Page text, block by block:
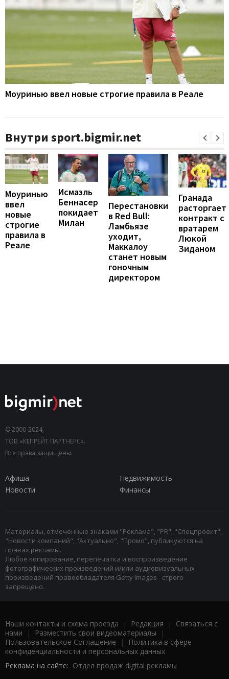
Моуринью ввел новые строгие правила в Реале
Внутри sport.bigmir.net
Моуринью
ввел
новые
строгие
правила в
Реале
Исмаэль
Беннасер
покидает
Милан
Перестановки
в Red Bull:
Ламбьязе
уходит,
Маккалоу
станет новым
гоночным
директором
Гранада
расторгает
контракт с
вратарем
Люкой
Зиданом
© 2000-2024,
ТОВ «КЕПРЕЙТ ПАРТНЕРС».
Все права защищены.
Афиша
Недвижимость
Новости
Финансы
Материалы, отмеченные знаками "Реклама", "PR", "Спецпроект",
"Новости компаний", "Актуально", "Промо", публикуются на
правах рекламы.
Любое копирование, перепечатка и воспроизведение
фотографических произведений и/или аудиовизуальных
произведений правообладателя Getty Images - строго
запрещено.
Наши контакты и схема проезда | Редакция | Связаться с
нами | Разместить свои видеоматериалы |
Пользовательское Соглашение |
Политика в сфере
конфиденциальности и персональных данных
Реклама на сайте: Отдел продаж digital рекламы